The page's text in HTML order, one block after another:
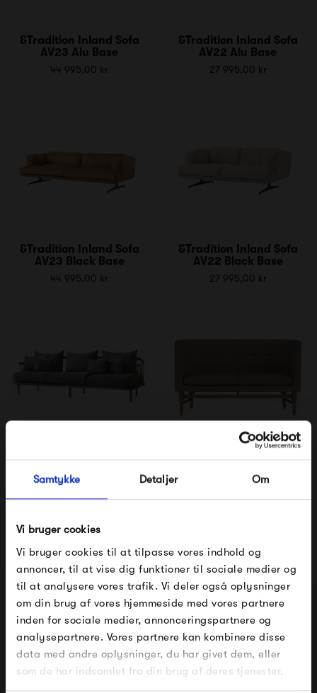
Samtykke Detaljer Om
Vi bruger cookies
Vi bruger cookies til at tilpasse vores indhold og
annoncer, til at vise dig funktioner til sociale medier og
til at analysere vores trafik. Vi deler også oplysninger
om din brug af vores hjemmeside med vores partnere
inden for sociale medier, annonceringspartnere og
analysepartnere. Vores partnere kan kombinere disse
data med andre oplysninger, du har givet dem, eller
som de har indsamlet fra din brug af deres tjenester.
&Tradition Inland Sofa
AV23 Alu Base
44 995,00 kr
&Tradition Inland Sofa
AV22 Alu Base
27 995,00 kr
&Tradition Inland Sofa
AV23 Black Base
44 995,00 kr
&Tradition Inland Sofa
AV22 Black Base
27 995,00 kr
&Tradition Fly Sofa SC12
46 995,00 kr
&Tradition Mayor AJ6
40 995,00 kr
&Tradition Mayor AJ6
Hallingdal/Eg
&Tradition Mayor AJ5
Hallingdal/Valnød
FÅ 10% PÅ DIN NÆSTE ORDRE
Indtast din e-mail, så sender vi rabatkoden til dig på
mail. Minimumsbeløb er 499 kr. for at indløse
rabatten.